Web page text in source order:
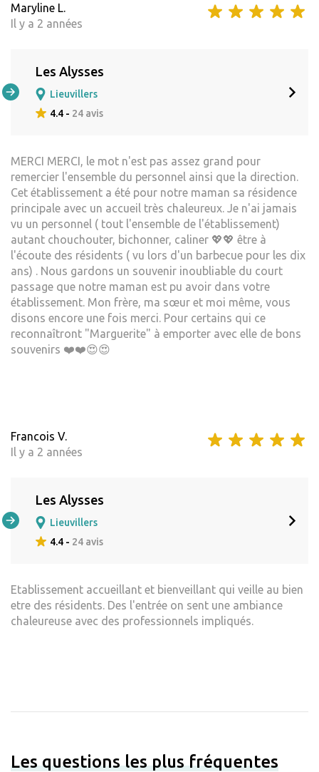
Maryline L.
Il y a 2 années
Les Alysses
Lieuvillers
4.4 - 24 avis
MERCI MERCI, le mot n'est pas assez grand pour
remercier l'ensemble du personnel ainsi que la direction.
Cet établissement a été pour notre maman sa résidence
principale avec un accueil très chaleureux. Je n'ai jamais
vu un personnel ( tout l'ensemble de l'établissement)
autant chouchouter, bichonner, caliner 💖💖 être à
l'écoute des résidents ( vu lors d'un barbecue pour les dix
ans) . Nous gardons un souvenir inoubliable du court
passage que notre maman est pu avoir dans votre
établissement. Mon frère, ma sœur et moi même, vous
disons encore une fois merci. Pour certains qui ce
reconnaîtront "Marguerite" à emporter avec elle de bons
souvenirs ❤️❤️😍😍
Francois V.
Il y a 2 années
Les Alysses
Lieuvillers
4.4 - 24 avis
Etablissement accueillant et bienveillant qui veille au bien
etre des résidents. Des l'entrée on sent une ambiance
chaleureuse avec des professionnels impliqués.
Les questions les plus fréquentes